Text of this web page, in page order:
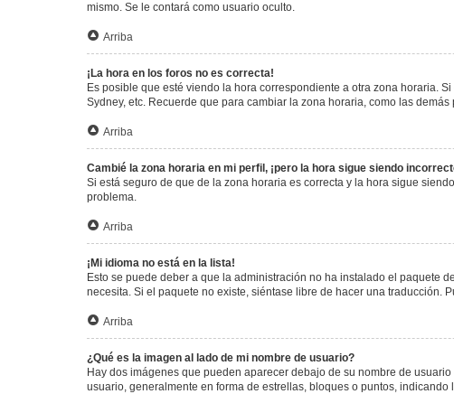
mismo. Se le contará como usuario oculto.
Arriba
¡La hora en los foros no es correcta!
Es posible que esté viendo la hora correspondiente a otra zona horaria.
Sydney, etc. Recuerde que para cambiar la zona horaria, como las
Arriba
Cambié la zona horaria en mi perfil, ¡pero la hora sigue siendo
Si está seguro de que de la zona horaria es correcta y la hora sigue
problema.
Arriba
¡Mi idioma no está en la lista!
Esto se puede deber a que la administración no ha instalado el paquete
necesita. Si el paquete no existe, siéntase libre de hacer una traducción.
Arriba
¿Qué es la imagen al lado de mi nombre de usuario?
Hay dos imágenes que pueden aparecer debajo de su nombre de
usuario, generalmente en forma de estrellas, bloques o puntos,